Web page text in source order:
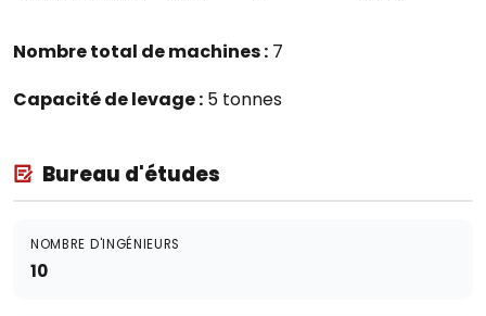
Nombre total de machines : 7
Capacité de levage : 5 tonnes
Bureau d'études
NOMBRE D'INGÉNIEURS
10